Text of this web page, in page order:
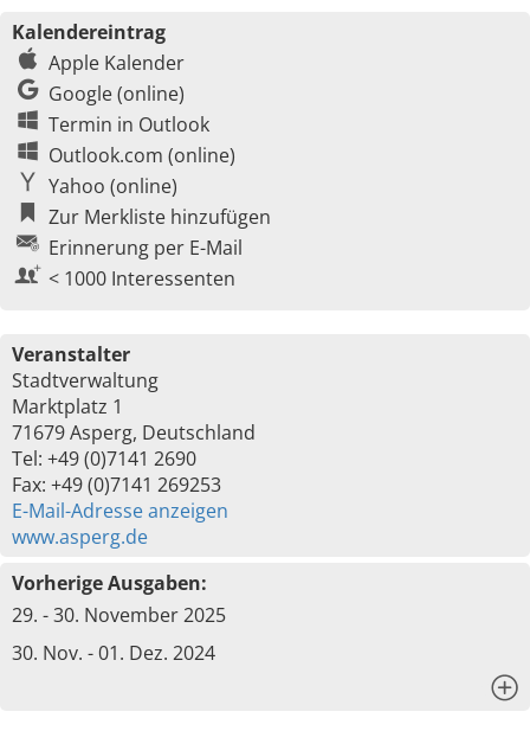
Kalendereintrag
Apple Kalender
Google (online)
Termin in Outlook
Outlook.com (online)
Yahoo (online)
Zur Merkliste hinzufügen
Erinnerung per E-Mail
< 1000 Interessenten
Veranstalter
Stadtverwaltung
Marktplatz 1
71679 Asperg, Deutschland
Tel: +49 (0)7141 2690
Fax: +49 (0)7141 269253
E-Mail-Adresse anzeigen
www.asperg.de
Vorherige Ausgaben:
29. - 30. November 2025
30. Nov. - 01. Dez. 2024